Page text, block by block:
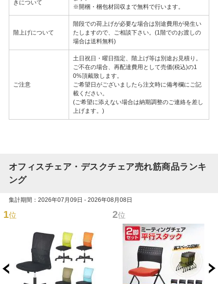
きについて
※開梱・梱包材回収まで無料で行います。
階上げについて
階段での荷上げが必要な場合は別途費用が発生い
たしますので、ご相談下さい。(1階でのお渡しの
場合は送料無料)
ご注意
土日祝日・曜日指定、階上げ等は別途お見積り。
ご不在の場合、再配達費用として売価(税込)の1
0%頂戴致します。
ご希望日がございましたら注文時に備考欄にご記
載ください。
(ご希望に添えない場合は納期調整のご連絡を差し
上げます。)
オフィスチェア・デスクチェア売れ筋商品ランキ
ング
集計期間：2026年07月09日 - 2026年08月08日
1位 2位